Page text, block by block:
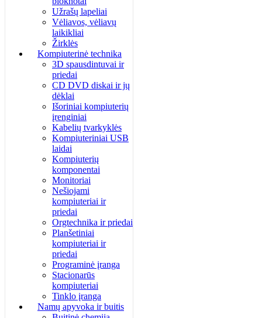
Užrašų lapeliai
Vėliavos, vėliavų
laikikliai
Žirklės
Kompiuterinė technika
3D spausdintuvai ir
priedai
CD DVD diskai ir jų
dėklai
Išoriniai kompiuterių
įrenginiai
Kabelių tvarkyklės
Kompiuteriniai USB
laidai
Kompiuterių
komponentai
Monitoriai
Nešiojami
kompiuteriai ir
priedai
Orgtechnika ir priedai
Planšetiniai
kompiuteriai ir
priedai
Programinė įranga
Stacionarūs
kompiuteriai
Tinklo įranga
Namų apyvoka ir buitis